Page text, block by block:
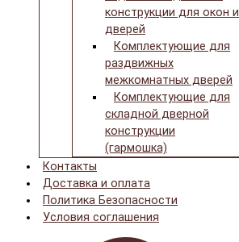
конструкции для окон и
дверей
Комплектующие для
раздвижных
межкомнатных дверей
Комплектующие для
складной дверной
конструкции
(гармошка)
Контакты
Доставка и оплата
Политика Безопасности
Условия соглашения